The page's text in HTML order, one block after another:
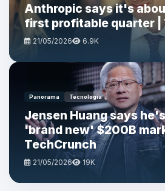
Anthropic says it's
first profitable quarter |
21/05/2026 6.9K
Panorama Tecnologia
Jensen Huang says
'brand new' $200B
TechCrunch
21/05/2026 19K